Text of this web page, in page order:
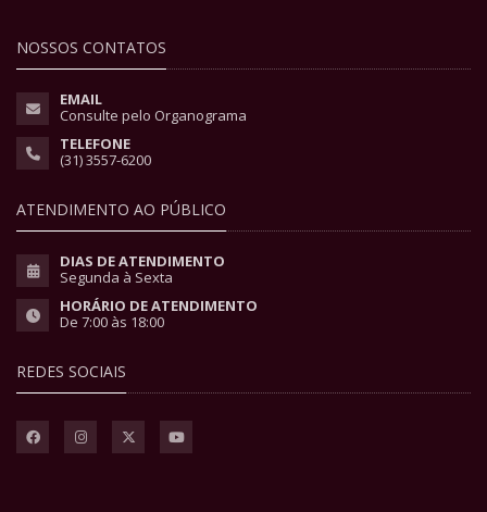
NOSSOS CONTATOS
EMAIL
Consulte pelo Organograma
TELEFONE
(31) 3557-6200
ATENDIMENTO AO PÚBLICO
DIAS DE ATENDIMENTO
Segunda à Sexta
HORÁRIO DE ATENDIMENTO
De 7:00 às 18:00
REDES SOCIAIS